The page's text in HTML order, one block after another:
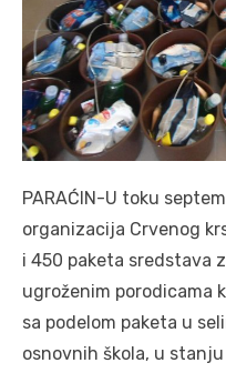
PARAĆIN-U toku
organizacija Crvenog
i 450 paketa sredstava
ugroženim porodicama
sa podelom paketa u
osnovnih škola, u